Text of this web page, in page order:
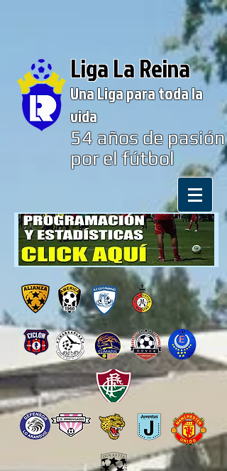
Liga La Reina
Una Liga para toda la
vida
54años de pasión
por el fútbol